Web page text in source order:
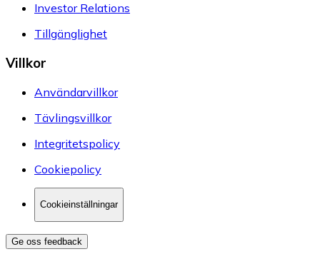
Investor Relations
Tillgänglighet
Villkor
Användarvillkor
Tävlingsvillkor
Integritetspolicy
Cookiepolicy
Cookieinställningar
Ge oss feedback